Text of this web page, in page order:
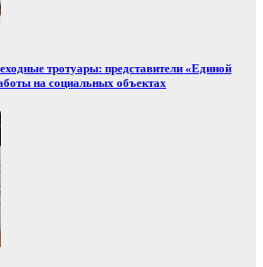
тротуары: представители «Единой
на социальных объектах